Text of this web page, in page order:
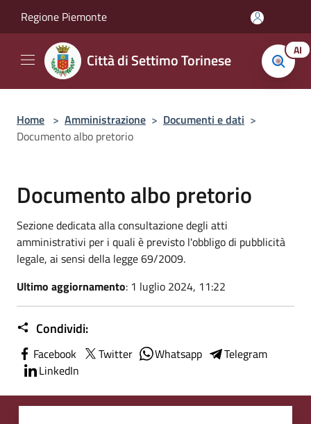
Regione Piemonte
Città di Settimo Torinese AI
Home > Amministrazione > Documenti e dati >
Documento albo pretorio
Documento albo pretorio
Sezione dedicata alla consultazione degli atti
amministrativi per i quali è previsto l'obbligo di pubblicità
legale, ai sensi della legge 69/2009.
Ultimo aggiornamento: 1 luglio 2024, 11:22
Condividi:
Facebook Twitter Whatsapp
Telegram
LinkedIn